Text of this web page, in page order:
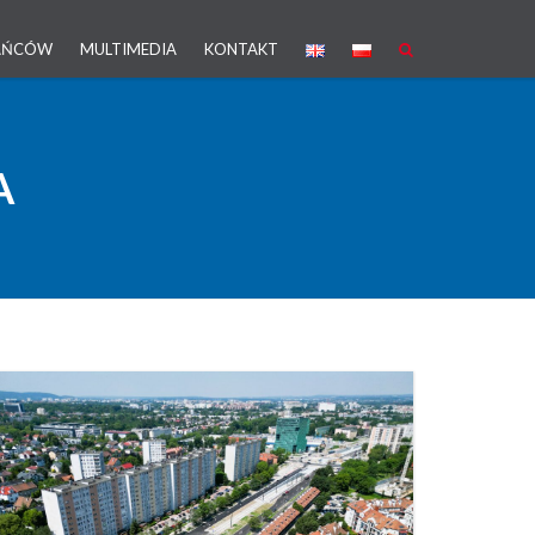
MULTIMEDIA KONTAKT